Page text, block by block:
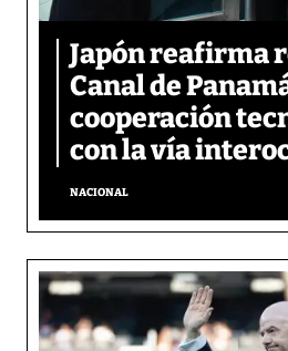
Japón reafirma
Canal de
cooperación
con la vía
NACIONAL